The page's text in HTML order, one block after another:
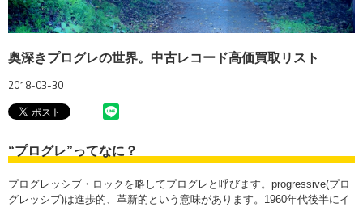
奥深きプログレの世界。中古レコード高価買取リスト
2018-03-30
“プログレ”ってなに？
プログレッシブ・ロックを略してプログレと呼びます。progressive(プロ
グレッシブ)は進歩的、革新的という意味があります。1960年代後半にイ